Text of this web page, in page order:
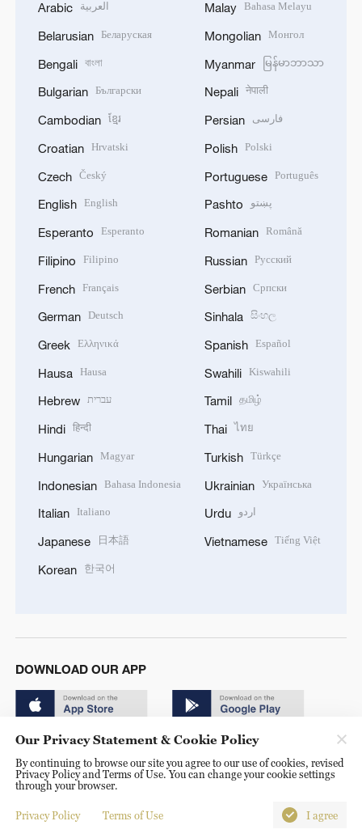
Arabic العربية
Belarusian Беларуская
Bengali বাংলা
Bulgarian Български
Cambodian ខ្មែរ
Croatian Hrvatski
Czech Český
English English
Esperanto Esperanto
Filipino Filipino
French Français
German Deutsch
Greek Ελληνικά
Hausa Hausa
Hebrew עברית
Hindi हिन्दी
Hungarian Magyar
Indonesian Bahasa Indonesia
Italian Italiano
Japanese 日本語
Korean 한국어
Malay Bahasa Melayu
Mongolian Монгол
Myanmar မြန်မာဘာသာ
Nepali नेपाली
Persian فارسی
Polish Polski
Portuguese Português
Pashto پښتو
Romanian Română
Russian Русский
Serbian Српски
Sinhala සිංහල
Spanish Español
Swahili Kiswahili
Tamil தமிழ்
Thai ไทย
Turkish Türkçe
Ukrainian Українська
Urdu اردو
Vietnamese Tiếng Việt
DOWNLOAD OUR APP
© China Radio International.CRI. All Rights Reserved. 16A
Shijingshan Road, Beijing, China. 100040
Our Privacy Statement & Cookie Policy
By continuing to browse our site you agree to our use of cookies, revised
Privacy Policy and Terms of Use. You can change your cookie settings
through your browser.
Privacy Policy Terms of Use I agree